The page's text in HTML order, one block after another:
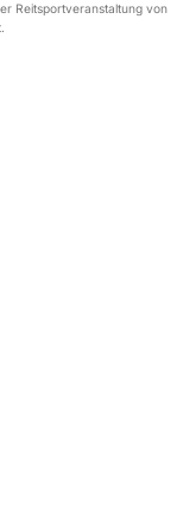
Reitsportveranstaltung von